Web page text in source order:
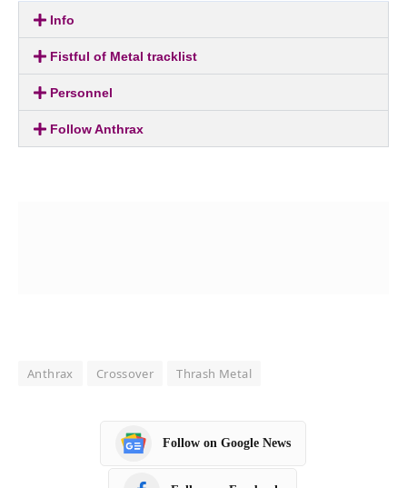
Info
Fistful of Metal tracklist
Personnel
Follow Anthrax
Anthrax Crossover Thrash Metal
Follow on Google News